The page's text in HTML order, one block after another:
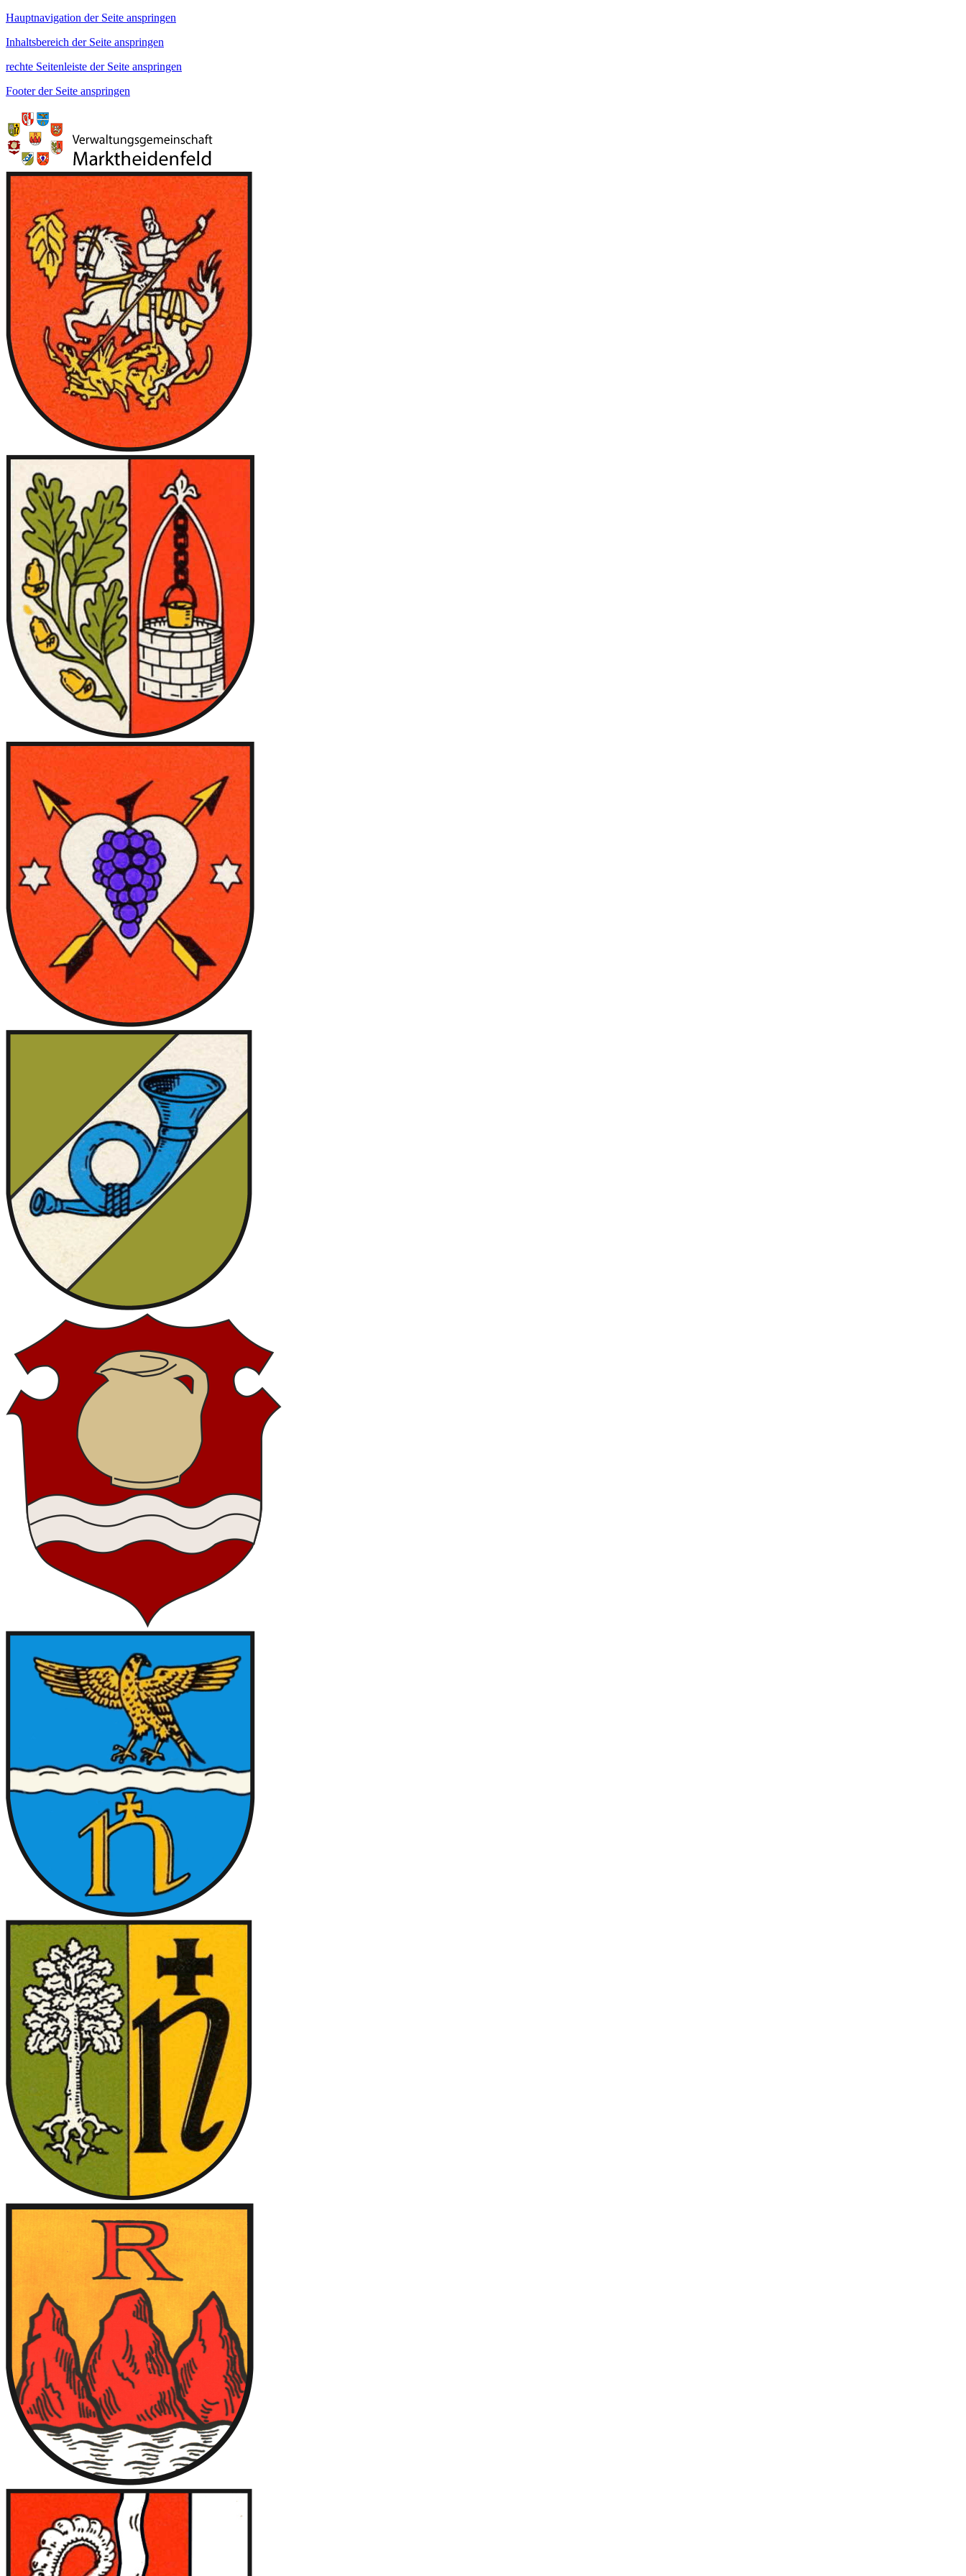
Hauptnavigation der Seite anspringen
Inhaltsbereich der Seite anspringen
rechte Seitenleiste der Seite anspringen
Footer der Seite anspringen